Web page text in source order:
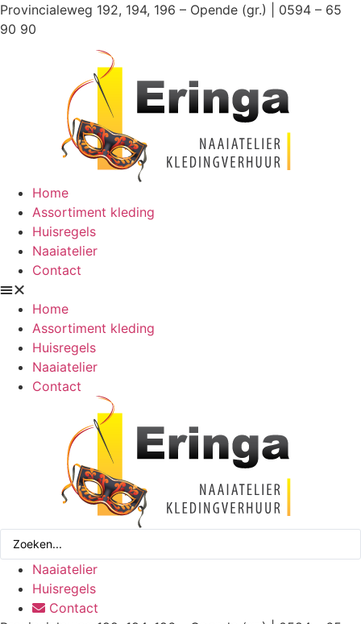
Ga
naar
Provincialeweg 192, 194, 196 – Opende (gr.) | 0594 – 65
90 90
Home
Assortiment kleding
Huisregels
Naaiatelier
Contact
Home
Assortiment kleding
Huisregels
Naaiatelier
Contact
Search
Naaiatelier
Huisregels
Contact